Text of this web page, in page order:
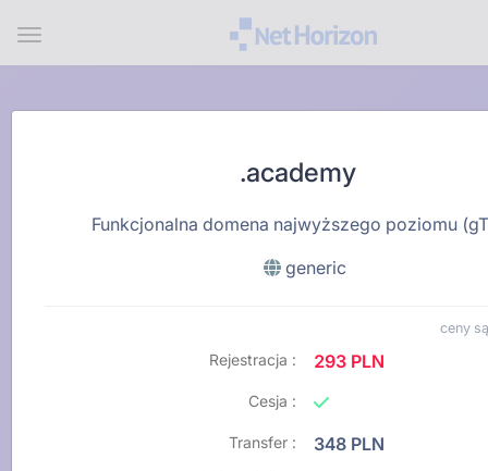
Menu
.academy
Funkcjonalna domena najwyższego poziomu
generic
ceny
Rejestracja : 293 PLN
Cesja :
Transfer : 348 PLN